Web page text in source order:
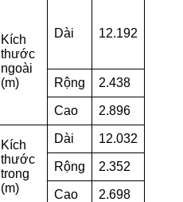
Kích
thước
ngoài
(m)
Dài 12.192
Rộng 2.438
Cao 2.896
Kích
thước
trong
(m)
Dài 12.032
Rộng 2.352
Cao 2.698